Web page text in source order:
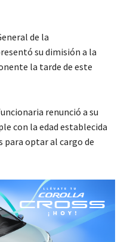
de la
su dimisión a la
la tarde de este
renunció a su
con la edad establecida
para optar al cargo de